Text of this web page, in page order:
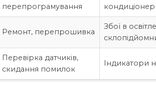
перепрограмування
кондиціонер
Ремонт, перепрошивка
Збої в
Перевірка датчиків,
скидання помилок
Індикатори